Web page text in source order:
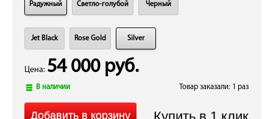
Радужный Светло-голубой Черный
Jet Black Rose Gold Silver
Цена: 54 000 руб.
В наличии Товар заказали: 1 раз